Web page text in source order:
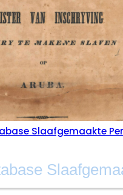
Slaafgemaakte